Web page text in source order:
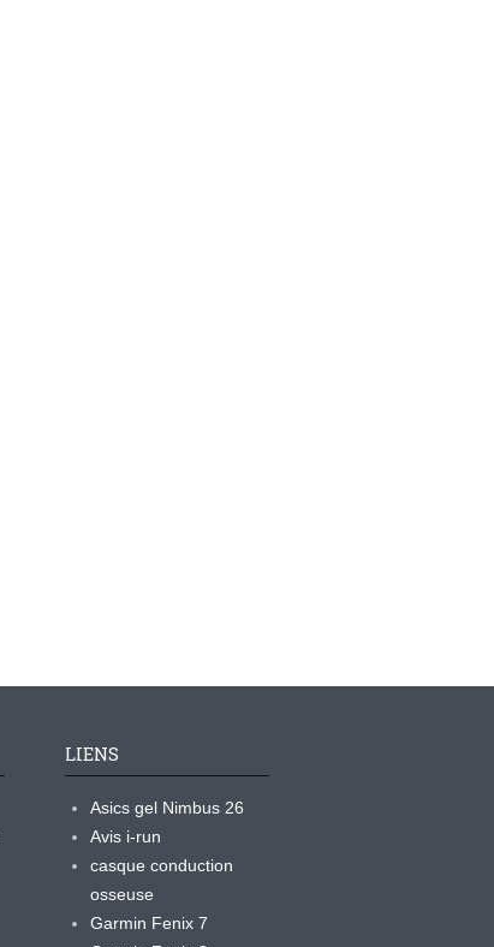
LIENS
Asics gel Nimbus 26
Avis i-run
casque conduction
osseuse
Garmin Fenix 7